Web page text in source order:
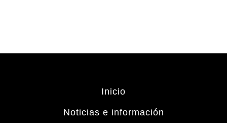
Inicio
Noticias e información